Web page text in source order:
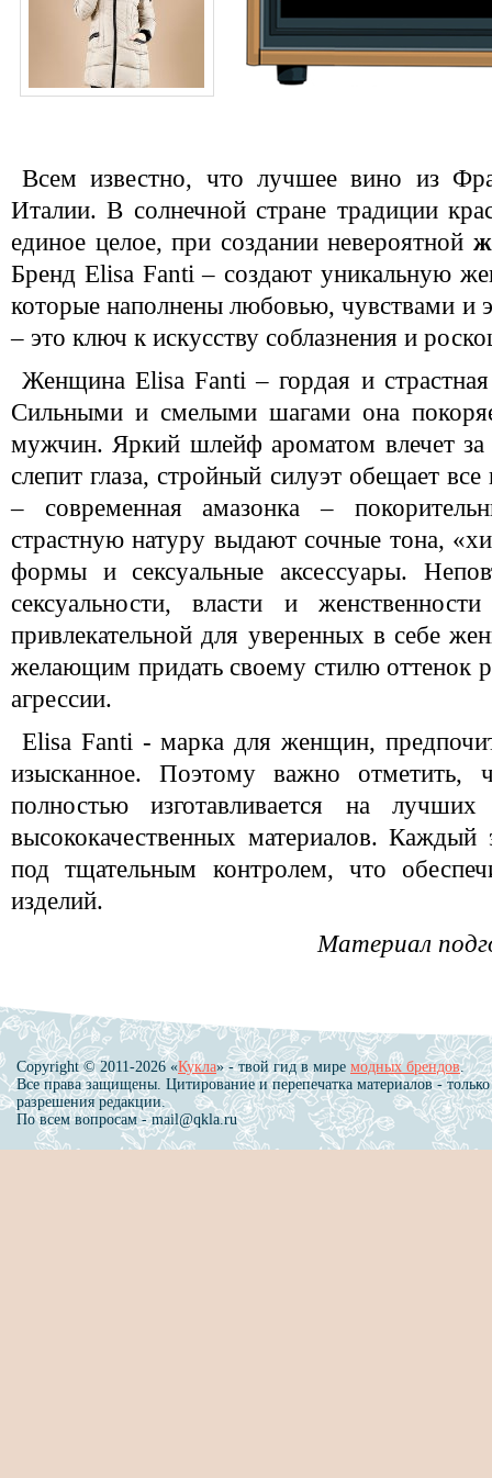
Всем известно, что лучшее вино из
Италии. В солнечной стране традиции
единое целое, при создании невероятной
Бренд Elisa Fanti – создают уникальную
которые наполнены любовью, чувствами
– это ключ к искусству соблазнения и
Женщина Elisa Fanti – гордая и
Сильными и смелыми шагами она
мужчин. Яркий шлейф ароматом влечет за
слепит глаза, стройный силуэт обещает
– современная амазонка –
страстную натуру выдают сочные тона,
формы и сексуальные аксессуары.
сексуальности, власти и
привлекательной для уверенных в себе
желающим придать своему стилю оттенок
агрессии.
Elisa Fanti - марка для женщин,
изысканное. Поэтому важно
полностью изготавливается на
высококачественных материалов. Каждый
под тщательным контролем, что
изделий.
Материал
Copyright © 2011-2026 «Кукла» - твой гид в мире модных брендов.
Все права защищены. Цитирование и перепечатка материалов - только
разрешения редакции.
По всем вопросам - mail@qkla.ru